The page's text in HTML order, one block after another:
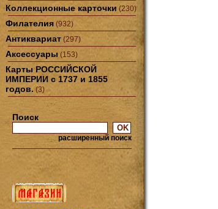
Коллекционные карточки (230)
Филателия (932)
Антиквариат (297)
Аксессуары (153)
Карты РОССИЙСКОЙ
ИМПЕРИИ с 1737 и 1855
годов. (3)
Поиск
расширенный поиск